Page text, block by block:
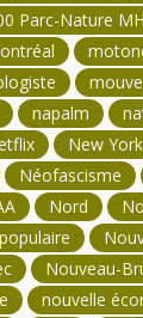
Parc-Nature
napalm
New
Néofascisme
Nord
Nouveau-
nouvelle